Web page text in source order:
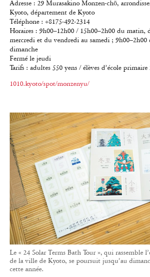
Adresse : 29 Murasakino Monzen-chō,
Kyoto, département de Kyoto
Téléphone : +8175-492-2314
Horaires : 9h00–12h00 / 15h00–2h00 du matin,
mercredi et du vendredi au samedi ;
dimanche
Fermé le jeudi
Tarifs : adultes 550 yens / élèves d’école primaire
1010.kyoto/spot/monzenyu/
Le « 24 Solar Terms Bath Tour », qui rassemble
de la ville de Kyoto, se poursuit jusqu’au
cette année.